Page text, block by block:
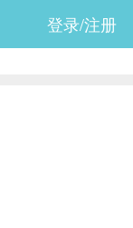
登录/注册